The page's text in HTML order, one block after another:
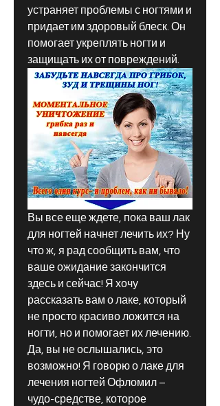
устраняет проблемы с ногтями и
придает им здоровый блеск. Он
помогает укреплять ногти и
защищать их от повреждений.
Вы все еще ждете, пока ваш лак
для ногтей начнет лечить их? Ну
что ж, я рад сообщить вам, что
ваше ожидание закончится
здесь и сейчас! Я хочу
рассказать вам о лаке, который
не просто красиво ложится на
ногти, но и помогает их лечению.
Да, вы не ослышались, это
возможно! Я говорю о лаке для
лечения ногтей Офломил –
чудо-средстве, которое